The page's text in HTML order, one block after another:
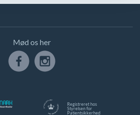
Registreret hos
Styrelsen for
Patientsikkerhed
Mød os her